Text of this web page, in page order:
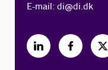
E-mail:di@di.dk